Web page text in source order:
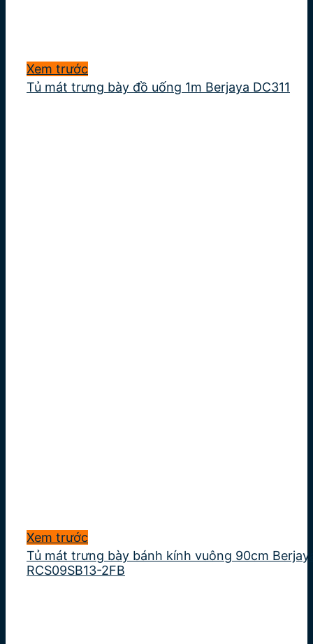
Xem trước
Tủ mát trưng bày đồ uống 1m Berjaya DC311
Xem trước
Tủ mát trưng bày bánh kính vuông 90cm
RCS09SB13-2FB